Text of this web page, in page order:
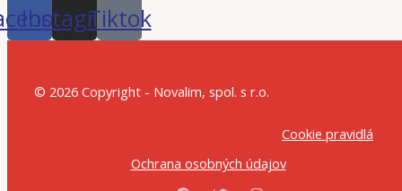
Instagram
Tiktok
© 2026 Copyright - Novalim, spol. s r.o.
Cookie pravidlá
Ochrana osobných údajov